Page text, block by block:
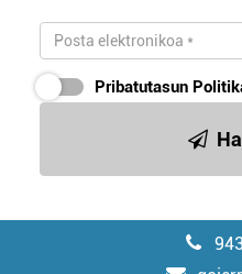
Pribatutasun